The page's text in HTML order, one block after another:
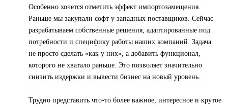
Особенно хочется отметить эффект импортозамещения.
Раньше мы закупали софт у западных поставщиков. Сейчас
разрабатываем собственные решения, адаптированные под
потребности и специфику работы наших компаний. Задача
не просто сделать «как у них», а добавить функционал,
которого не хватало раньше. Это позволяет значительно
снизить издержки и вывести бизнес на новый уровень.
Трудно представить что-то более важное, интересное и крутое